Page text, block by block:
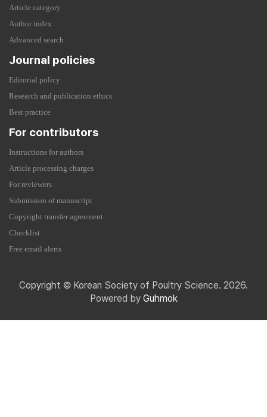
Article category
Author index
Advanced search
Journal policies
Editorial policy
Research and publication ethics
Best practice
For contributors
Instructions for authors
Article processing charges
For reviewers
Submission of manuscript
Copyright transfer agreement
Checklist
Free email alerts
Copyright © Korean Society of Poultry Science. 2026.
Powered by Guhmok